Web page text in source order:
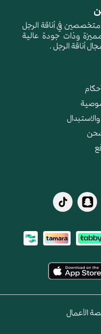
في أناقة الرجل
وذات جودة عالية
أناقة الرجل .
الأعمال